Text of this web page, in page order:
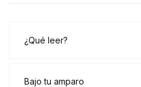
¿Qué leer?
Bajo tu amparo